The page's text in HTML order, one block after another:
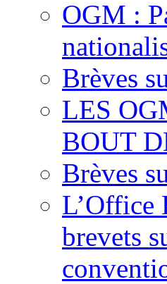
OGM :
Brèves
LES
BOUT
Brèves
L’Office
brevets